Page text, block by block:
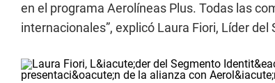
en el programa Aerolíneas Plus. Todas las
internacionales”, explicó Laura Fiori, Líder